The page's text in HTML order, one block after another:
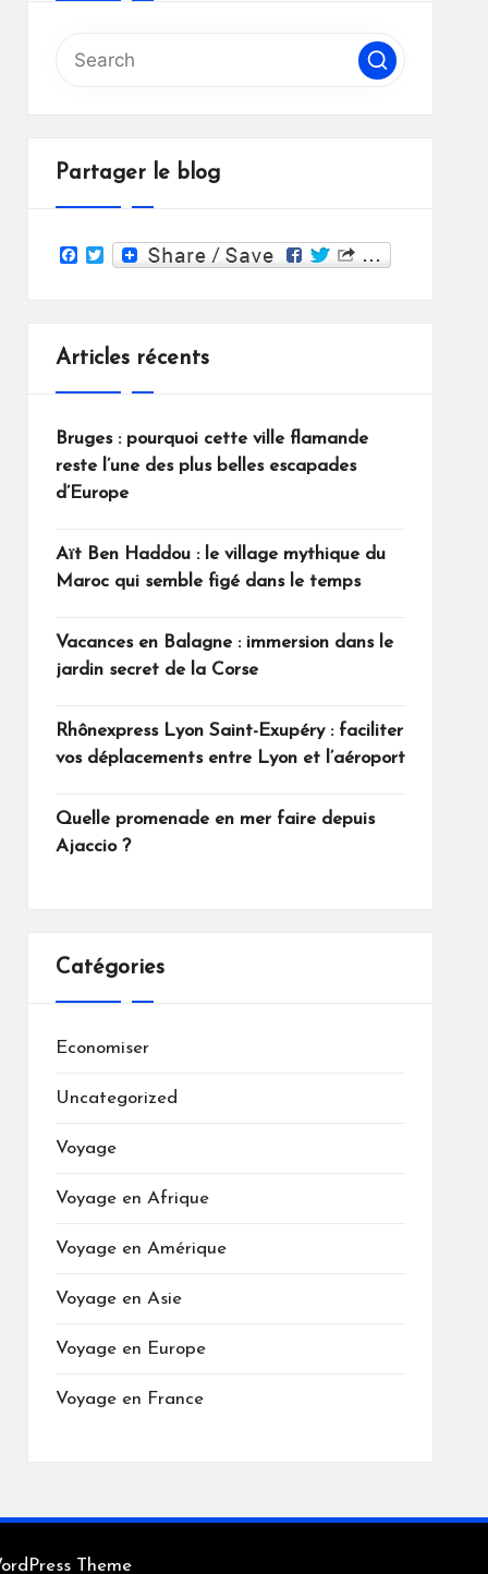
Partager le blog
o
w
e
r
Articles récents
Bruges : pourquoi cette ville flamande
reste l’une des plus belles escapades
d’Europe
Aït Ben Haddou : le village mythique du
Maroc qui semble figé dans le temps
Vacances en Balagne : immersion dans le
jardin secret de la Corse
Rhônexpress Lyon Saint-Exupéry : faciliter
vos déplacements entre Lyon et l’aéroport
Quelle promenade en mer faire depuis
Ajaccio ?
Catégories
Economiser
Uncategorized
Voyage
Voyage en Afrique
Voyage en Amérique
Voyage en Asie
Voyage en Europe
Voyage en France
Theme